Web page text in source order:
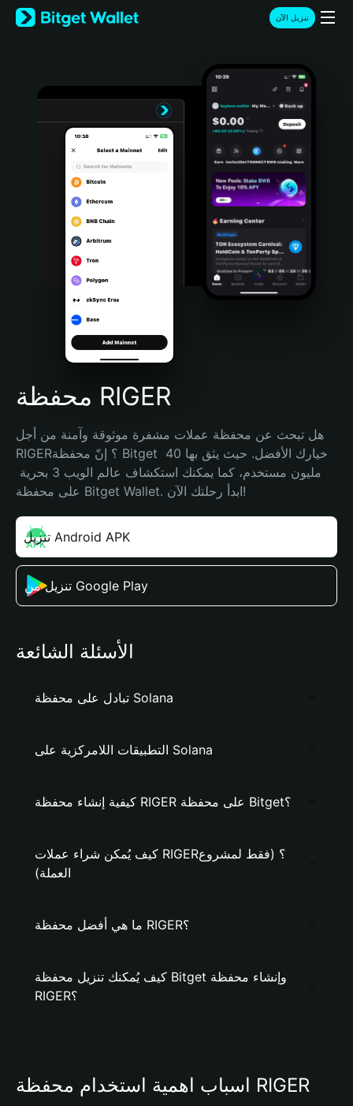
English
日本語
Türkçe
Português (Portugal)
Bahasa Indonesia
Português (Brasil)
Español (Argentina)
تنزيل الآن
محفظة RIGER
هل تبحث عن محفظة عملات مشفرة موثوقة وآمنة من أجل
RIGER؟ إنّ محفظة Bitget خيارك الأفضل. حيث يثق بها 40
على محفظة Bitget Wallet. ابدأ رحلتك الآن!
تنزيل Android APK
تنزيل من Google Play
الأسئلة الشائعة
تبادل على محفظة Solana
التطبيقات اللامركزية على Solana
كيفية إنشاء محفظة RIGER على محفظة Bitget؟
كيف يُمكن شراء عملات RIGER؟ (فقط لمشروع
العملة)
ما هي أفضل محفظة RIGER؟
كيف يُمكنك تنزيل محفظة Bitget وإنشاء محفظة
RIGER؟
أسباب أهمية استخدام محفظة RIGER